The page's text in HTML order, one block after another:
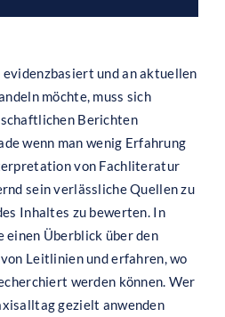
und an aktuellen
möchte, muss sich
Berichten
wenn man wenig Erfahrung
von Fachliteratur
sein verlässliche Quellen zu
Inhaltes zu bewerten. In
einen Überblick über den
Leitlinien und erfahren, wo
werden können. Wer
gezielt anwenden